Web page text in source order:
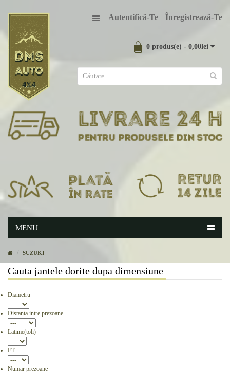
Autentifică-Te Înregistrează-Te
0 produs(e) - 0,00lei
MENU
SUZUKI
Cauta jantele dorite dupa dimensiune
Diametru
Distanta intre prezoane
Latime(toli)
ET
Numar prezoane